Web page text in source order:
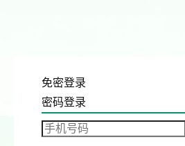
免密登录
密码登录